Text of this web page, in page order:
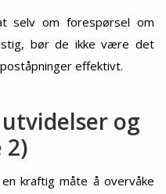
selv om forespørsel om
bør de ikke være det
effektivt.
og
2)
kraftig måte å overvåke